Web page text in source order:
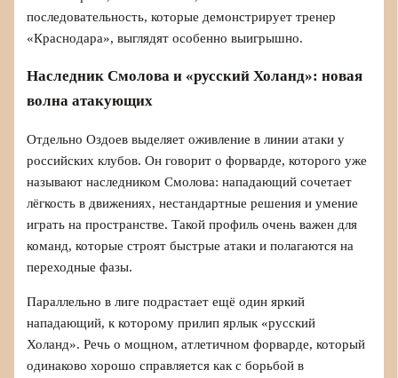
последовательность, которые демонстрирует тренер
«Краснодара», выглядят особенно выигрышно.
Наследник Смолова и «русский Холанд»: новая
волна атакующих
Отдельно Оздоев выделяет оживление в линии атаки у
российских клубов. Он говорит о форварде, которого уже
называют наследником Смолова: нападающий сочетает
лёгкость в движениях, нестандартные решения и умение
играть на пространстве. Такой профиль очень важен для
команд, которые строят быстрые атаки и полагаются на
переходные фазы.
Параллельно в лиге подрастает ещё один яркий
нападающий, к которому прилип ярлык «русский
Холанд». Речь о мощном, атлетичном форварде, который
одинаково хорошо справляется как с борьбой в